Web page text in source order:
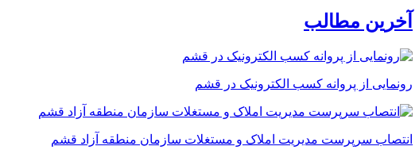
آخرین مطالب
رونمایی از پروانه کسب الکترونیک در قشم
انتصاب سرپرست مدیریت املاک و مستغلات سازمان منطقه آزاد قشم